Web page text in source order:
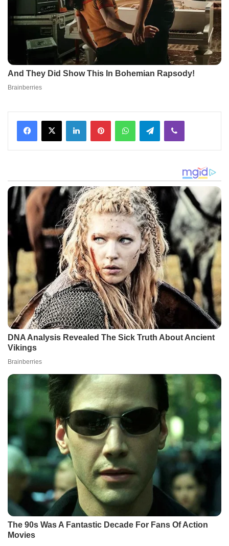
Facebook
X LinkedInPinterestWhatsAppTelegramViber